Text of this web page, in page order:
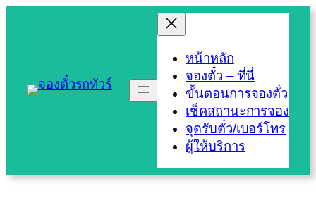
หน้าหลัก
จองตั๋ว – ที่นี่
ขั้นตอนการจองตั๋ว
เช็คสถานะการจอง
จุดรับตั๋ว/เบอร์โทร
ผู้ให้บริการ